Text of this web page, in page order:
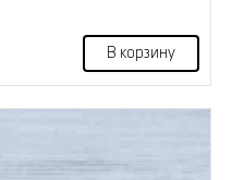
В корзину